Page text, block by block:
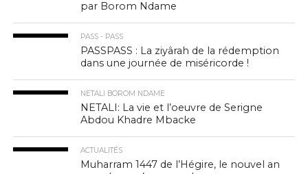
par Borom Ndame
PASS - PASS
PASSPASS : La ziyârah de la rédemption
dans une journée de miséricorde !
NETALI BOROM NDAME
NETALI: La vie et l’oeuvre de Serigne
Abdou Khadre Mbacke
ACTUALITÉS
Muharram 1447 de l’Hégire, le nouvel an